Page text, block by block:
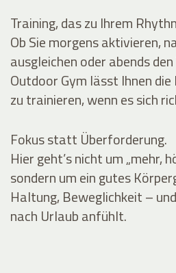
Training, das zu Ihrem
Ob Sie morgens aktivieren,
ausgleichen oder abends
Outdoor Gym lässt Ihnen
zu trainieren, wenn es sich
Fokus statt Überforderung.
Hier geht’s nicht um „mehr,
sondern um ein gutes
Haltung, Beweglichkeit –
nach Urlaub anfühlt.